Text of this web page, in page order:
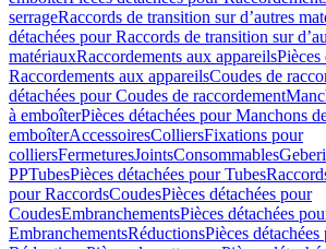
serrageRaccords de transition sur d’autres
détachées pour Raccords de transition sur
matériauxRaccordements aux appareilsPièces
Raccordements aux appareilsCoudes de
détachées pour Coudes de raccordement
à emboîterPièces détachées pour Manchons
emboîterAccessoiresColliersFixations pour
colliersFermeturesJointsConsommables
PPTubesPièces détachées pour Tubes
pour RaccordsCoudesPièces détachées pour
CoudesEmbranchementsPièces détachées
EmbranchementsRéductionsPièces détachées